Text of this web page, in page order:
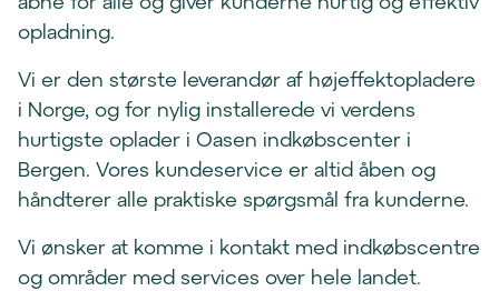
opladning.
Vi er den største leverandør af højeffektopladere
i Norge, og for nylig installerede vi verdens
hurtigste oplader i Oasen indkøbscenter i
Bergen. Vores kundeservice er altid åben og
håndterer alle praktiske spørgsmål fra kunderne.
Vi ønsker at komme i kontakt med indkøbscentre
og områder med services over hele landet.